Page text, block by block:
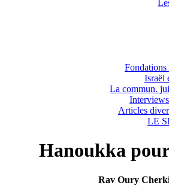
Fondations
Israël
La commun.
Articles
LE
Hanoukka
Rav Oury